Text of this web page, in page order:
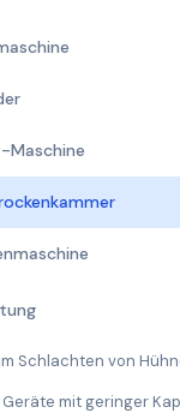
Maschine
Schlachten von
mit geringer